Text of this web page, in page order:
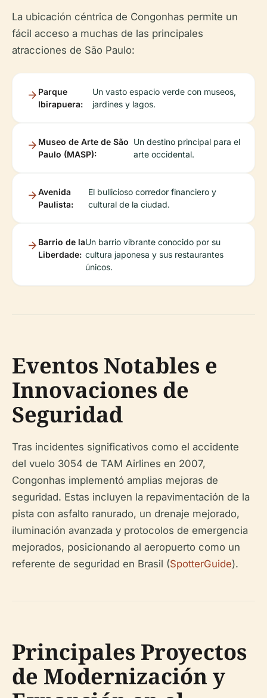
La ubicación céntrica de Congonhas permite un
fácil acceso a muchas de las principales
atracciones de São Paulo:
Parque
Ibirapuera:
Un vasto espacio verde con museos,
jardines y lagos.
Museo de Arte de São
Paulo (MASP):
Un destino principal para el
arte occidental.
Avenida
Paulista:
El bullicioso corredor financiero y
cultural de la ciudad.
Barrio de la
Liberdade:
Un barrio vibrante conocido por su
cultura japonesa y sus restaurantes
únicos.
Eventos Notables e
Innovaciones de
Seguridad
Tras incidentes significativos como el accidente
del vuelo 3054 de TAM Airlines en 2007,
Congonhas implementó amplias mejoras de
seguridad. Estas incluyen la repavimentación de la
pista con asfalto ranurado, un drenaje mejorado,
iluminación avanzada y protocolos de emergencia
mejorados, posicionando al aeropuerto como un
referente de seguridad en Brasil (SpotterGuide).
Principales Proyectos
de Modernización y